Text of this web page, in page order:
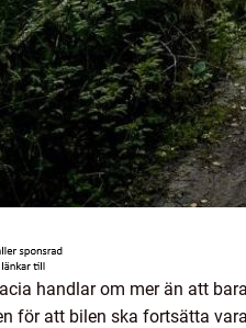
handlar om mer än att
för att bilen ska fortsätta